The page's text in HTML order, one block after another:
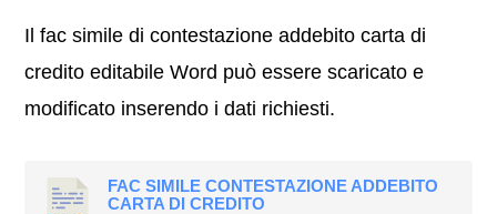
Il fac simile di contestazione addebito carta di
credito editabile Word può essere scaricato e
modificato inserendo i dati richiesti.
FAC SIMILE CONTESTAZIONE ADDEBITO
CARTA DI CREDITO